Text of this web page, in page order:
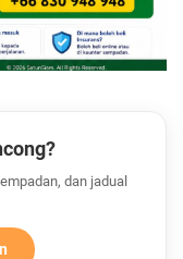
dan jadual